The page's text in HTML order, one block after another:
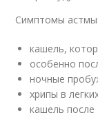
Симптомы астмы:
кашель,
особенно
ночные
хрипы в
кашель после